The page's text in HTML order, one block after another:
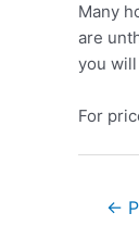
Many
are
you
For
←